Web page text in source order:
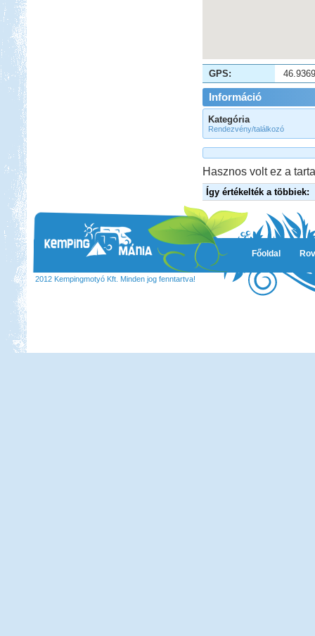
GPS:
Információ
Kategória
Rendezvény/találkozó
Hasznos volt ez a
Így értékelték a többiek:
Főoldal
2012 Kempingmotyó Kft. Minden jog fenntartva!